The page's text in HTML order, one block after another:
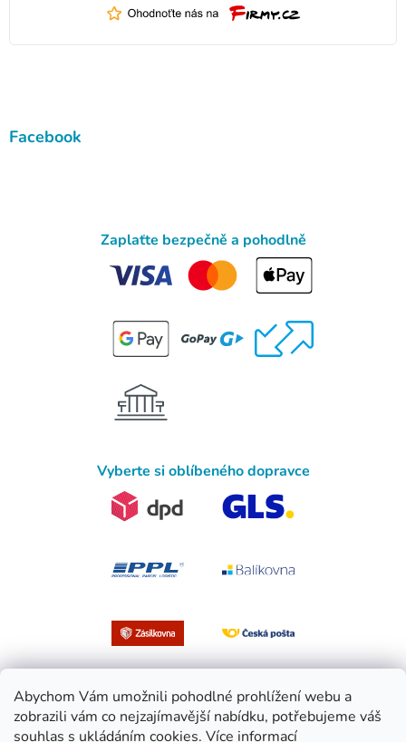
Abychom Vám umožnili pohodlné prohlížení webu a
zobrazili vám co nejzajímavější nabídku, potřebujeme váš
souhlas s ukládáním cookies. Více informací
Facebook
Zaplaťte bezpečně a pohodlně
Vyberte si oblíbeného dopravce